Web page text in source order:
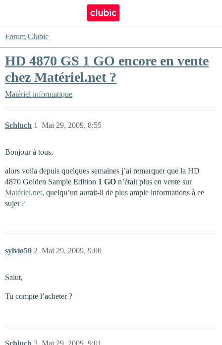
Forum Clubic
HD 4870 GS 1 GO encore en vente
chez Matériel.net ?
Matériel informatique
Schluch Mai 29, 2009, 8:55
1
Bonjour à tous,
alors voila depuis quelques semaines j’ai remarquer que la HD
4870 Golden Sample Edition 1 GO n’était plus en vente sur
Matériel.net, quelqu’un aurait-il de plus ample informations à ce
sujet ?
sylvio50 Mai 29, 2009, 9:00
2
Salut,
Tu compte l’acheter ?
Schluch Mai 29, 2009, 9:01
3